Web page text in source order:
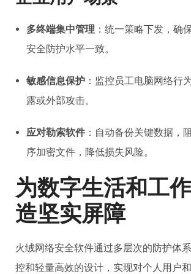
多终端集中管理 ：统一策略下发，确
安全防护水平一致。
敏感信息保护 ：监控员工电脑网络行
露或外部攻击。
应对勒索软件 ：自动备份关键数据，
序加密文件，降低损失风险。
为数字生活和工
造坚实屏障
火绒网络安全软件通过多层次的防护体
控和轻量高效的设计，实现对个人用户